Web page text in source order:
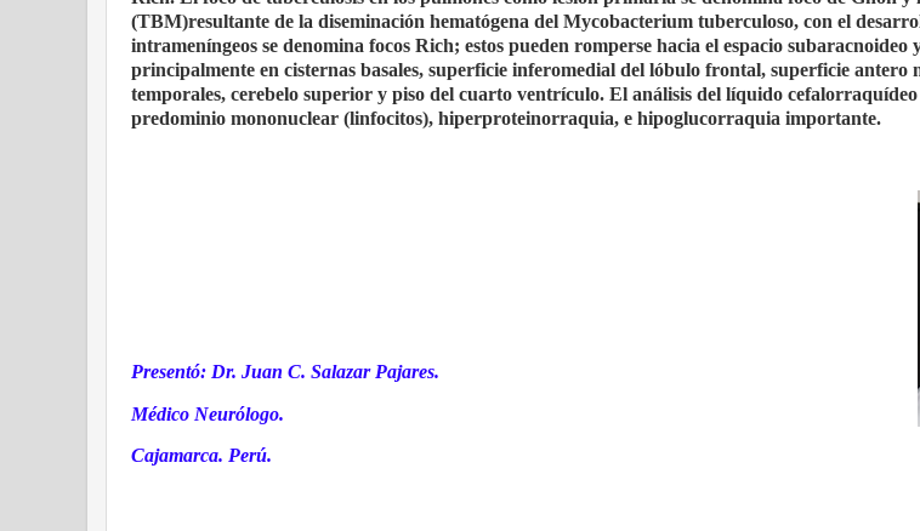
(TBM)resultante de la diseminación hematógena del Mycobacterium tuberculoso, con el
intrameníngeos se denomina focos Rich; estos pueden romperse hacia el espacio
principalmente en cisternas basales, superficie inferomedial del lóbulo frontal, superficie antero
temporales, cerebelo superior y piso del cuarto ventrículo. El análisis del líquido
predominio mononuclear (linfocitos), hiperproteinorraquia, e hipoglucorraquia importante.
Presentó: Dr. Juan C. Salazar Pajares.
Médico Neurólogo.
Cajamarca. Perú.